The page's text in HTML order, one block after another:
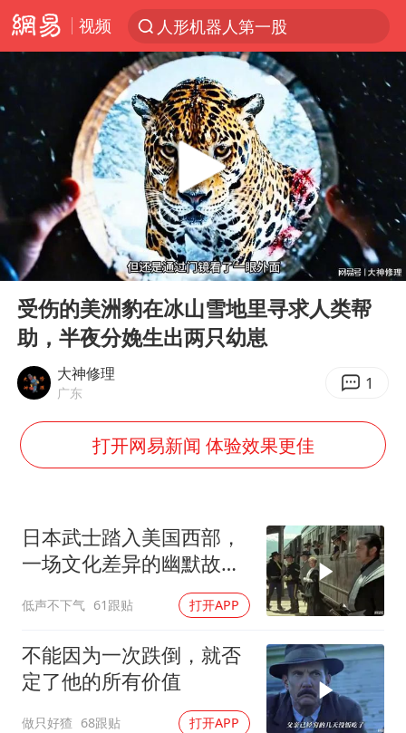
视频
人形机器人第一股
多地银行上调存款利率
上海地铁4条线路全线停运
4.2平卫生间补漏注胶花1.55万
白海豚路径图
宇树申购 中一签有望赚20万元
今日有3只新股申购
武汉3名城管协管员殴打摊主被刑拘
NBA传奇教练老尼尔森去世
手机真会“偷听”我们说话吗
轰-6K到底是不是战略轰炸机
面对面丨蔡磊：与渐冻症抗争 纵使不敌 也不屈服
5万小车卖不动 微型代步车集体遇冷
加沙约14万栋建筑被完全摧毁
从科技创新看开局起步的时与势
Play
00:59
受伤的美洲豹在冰山雪地里寻求人类帮
助，半夜分娩生出两只幼崽
大神修理
广东 1
打开网易新闻 体验效果更佳
日本武士踏入美国西部，
一场文化差异的幽默故事
低声不下气 61跟贴 打开APP
不能因为一次跌倒，就否
定了他的所有价值
做只好猹 68跟贴 打开APP